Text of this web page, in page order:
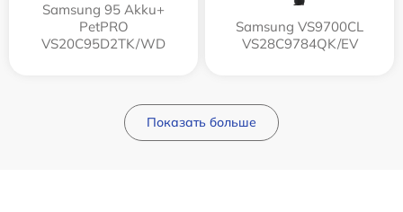
Samsung 95 Akku+
PetPRO
VS20C95D2TK/WD
Samsung VS9700CL
VS28C9784QK/EV
Показать больше